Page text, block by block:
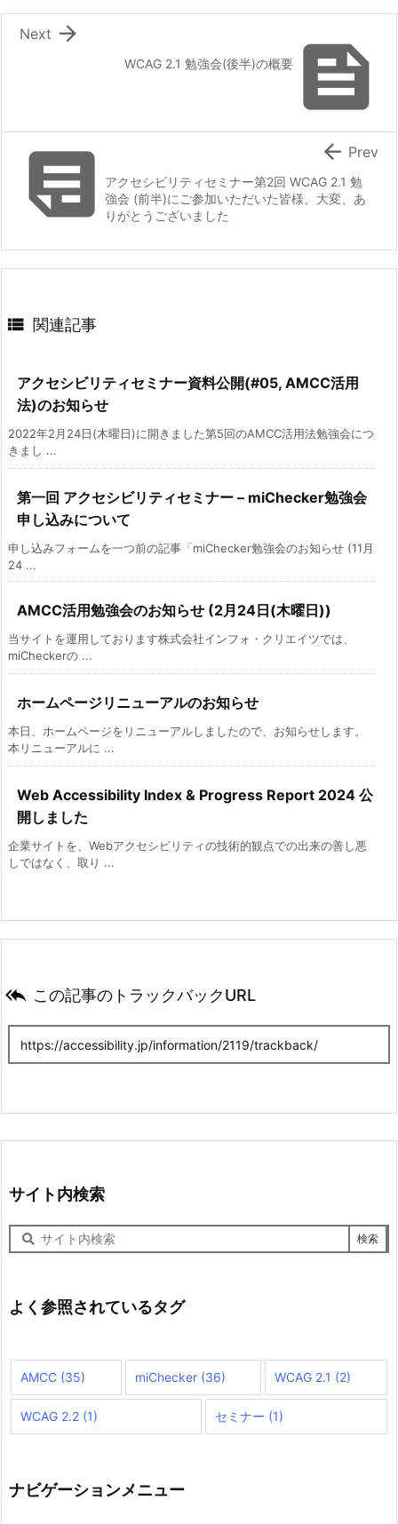

WCAG 2.1 勉強会(後半)の概要

Next
アクセシビリティセミナー第2回 WCAG 2.1 勉
強会 (前半)にご参加いただいた皆様、大変、あ
りがとうございました
 Prev
 関連記事
アクセシビリティセミナー資料公開(#05, AMCC活用
法)のお知らせ
2022年2月24日(木曜日)に開きました第5回のAMCC活用法勉強会につ
きまし ...
第一回 アクセシビリティセミナー – miChecker勉強会
申し込みについて
申し込みフォームを一つ前の記事「miChecker勉強会のお知らせ (11月
24 ...
AMCC活用勉強会のお知らせ (2月24日(木曜日))
当サイトを運用しております株式会社インフォ・クリエイツでは、
miCheckerの ...
ホームページリニューアルのお知らせ
本日、ホームページをリニューアルしましたので、お知らせします。
本リニューアルに ...
Web Accessibility Index & Progress Report 2024 公
開しました
企業サイトを、Webアクセシビリティの技術的観点での出来の善し悪
しではなく、取り ...
 この記事のトラックバックURL
サイト内検索
サ
イ
検
索
よく参照されているタグ
AMCC (35) miChecker(36) WCAG 2.1 (2)
WCAG 2.2 (1) セミナー (1)
ナビゲーションメニュー